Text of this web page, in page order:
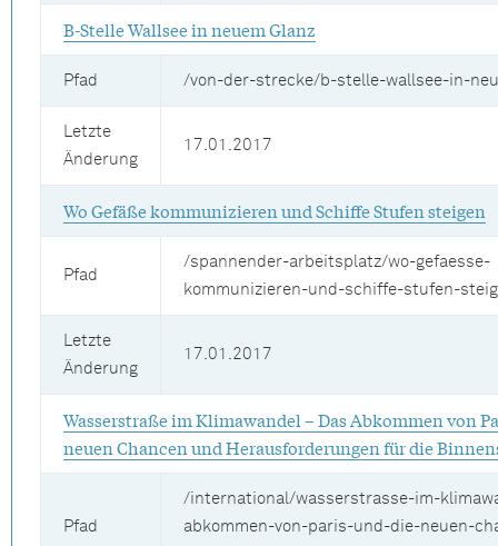
B-Stelle Wallsee in neuem Glanz
Pfad /von-der-strecke/b-stelle-wallsee-in-
Letzte
Änderung
17.01.2017
Wo Gefäße kommunizieren und Schiffe Stufen steigen
Pfad
/spannender-arbeitsplatz/wo-gefaesse-
kommunizieren-und-schiffe-stufen-
Letzte
Änderung
17.01.2017
Wasserstraße im Klimawandel – Das Abkommen von
neuen Chancen und Herausforderungen für die
Pfad
/international/wasserstrasse-im-
abkommen-von-paris-und-die-neuen-